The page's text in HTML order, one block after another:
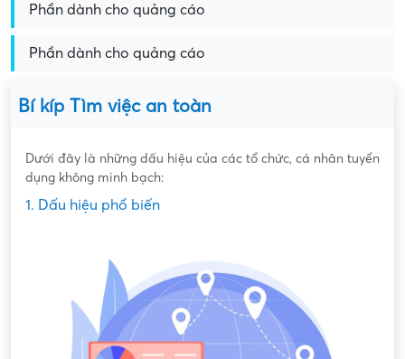
Phần dành cho quảng cáo
Phần dành cho quảng cáo
Bí kíp Tìm việc an toàn
Dưới đây là những dấu hiệu của các tổ chức, cá nhân tuyển
dụng không minh bạch:
1. Dấu hiệu phổ biến